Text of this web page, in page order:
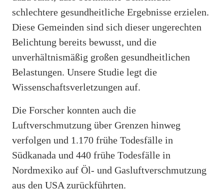
schlechtere gesundheitliche Ergebnisse erzielen.
Diese Gemeinden sind sich dieser ungerechten
Belichtung bereits bewusst, und die
unverhältnismäßig großen gesundheitlichen
Belastungen. Unsere Studie legt die
Wissenschaftsverletzungen auf.
Die Forscher konnten auch die
Luftverschmutzung über Grenzen hinweg
verfolgen und 1.170 frühe Todesfälle in
Südkanada und 440 frühe Todesfälle in
Nordmexiko auf Öl- und Gasluftverschmutzung
aus den USA zurückführten.